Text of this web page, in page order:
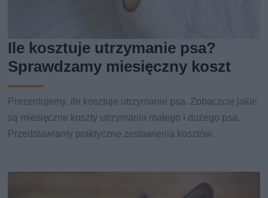
Ile kosztuje utrzymanie psa?
Sprawdzamy miesięczny koszt
Prezentujemy, ile kosztuje utrzymanie psa. Zobaczcie jakie
są miesięczne koszty utrzymania małego i dużego psa.
Przedstawiamy praktyczne zestawienia kosztów.